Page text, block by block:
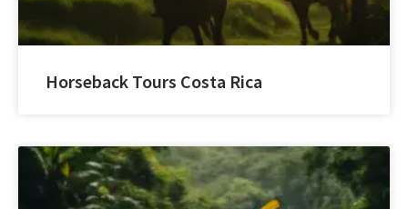
Horseback Tours Costa Rica